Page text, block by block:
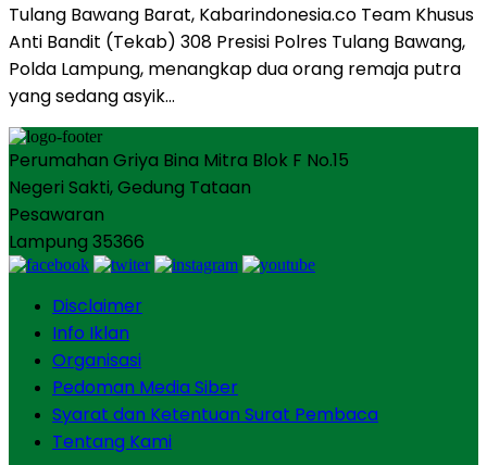
Tulang Bawang Barat, Kabarindonesia.co Team Khusus
Anti Bandit (Tekab) 308 Presisi Polres Tulang Bawang,
Polda Lampung, menangkap dua orang remaja putra
yang sedang asyik…
Perumahan Griya Bina Mitra Blok F No.15
Negeri Sakti, Gedung Tataan
Pesawaran
Lampung 35366
Disclaimer
Info Iklan
Organisasi
Pedoman Media Siber
Syarat dan Ketentuan Surat Pembaca
Tentang Kami